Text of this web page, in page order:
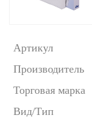
Артикул
Производитель
Торговая марка
Вид/Тип